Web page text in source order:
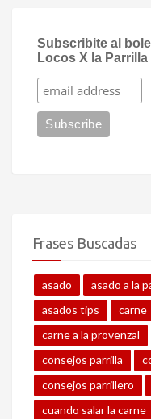
Subscribite al
Locos X la Parrilla
Frases Buscadas
asado asado a la
asados tips
carne
carne a la provenzal
consejos parrilla
consejos parrillero
cuando salar la carne